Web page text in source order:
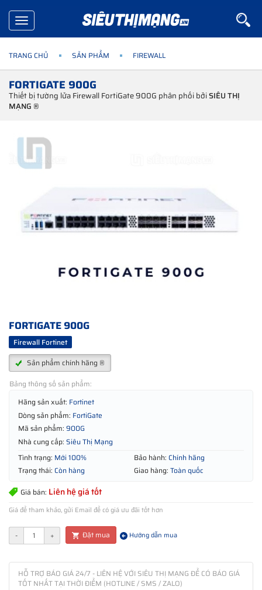
Toggle
navigation
TRANG CHỦ SẢN PHẨM FIREWALL
FORTIGATE 900G
Thiết bị tường lửa Firewall FortiGate 900G phân phối bởiSIÊU THỊ
MẠNG ®
FORTIGATE 900G
Firewall Fortinet
Sản phẩm chính hãng ®
Bảng thông số sản phẩm:
Hãng sản xuất: Fortinet
Dòng sản phẩm: FortiGate
Mã sản phẩm: 900G
Nhà cung cấp: Siêu Thị Mạng
Tình trạng: Mới 100% Bảo hành: Chính hãng
Trạng thái: Còn hàng Giao hàng: Toàn quốc
Giá bán: Liên hệ giá tốt
Giá để tham khảo, gửi Email để có giá ưu đãi tốt hơn
- + Đặt mua Hướng dẫn mua
HỖ TRỢ BÁO GIÁ 24/7 - LIÊN HỆ VỚI SIÊU THỊ MẠNG ĐỂ CÓ BÁO GIÁ
TỐT NHẤT TẠI THỜI ĐIỂM (HOTLINE / SMS / ZALO)